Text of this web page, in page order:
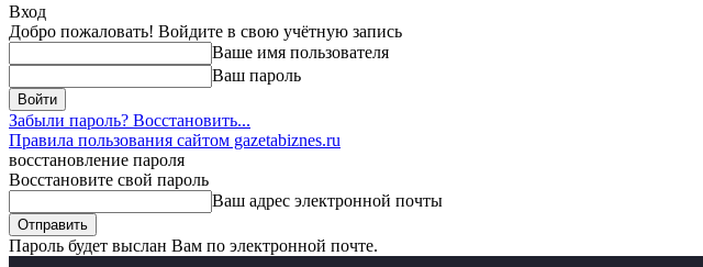
Вход
Добро пожаловать! Войдите в свою учётную запись
Ваше имя пользователя
Ваш пароль
Забыли пароль? Восстановить...
Правила пользования сайтом gazetabiznes.ru
восстановление пароля
Восстановите свой пароль
Ваш адрес электронной почты
Пароль будет выслан Вам по электронной почте.